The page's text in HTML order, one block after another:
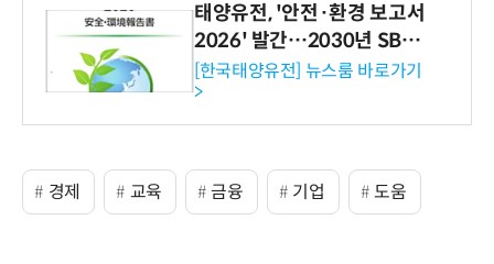
태양유전, '안전·환경 보고서
2026' 발간…2030년 SBT
수준 온실가스 감축 추진
[한국태양유전] 뉴스룸 바로가기
>
경제 교육 금융 기업 도움